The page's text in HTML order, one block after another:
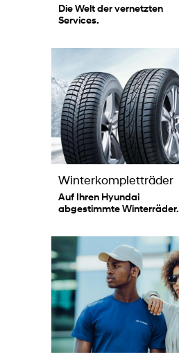
Die Welt der vernetzten
Services.
Winterkompletträder
Auf Ihren Hyundai
abgestimmte Winterräder.